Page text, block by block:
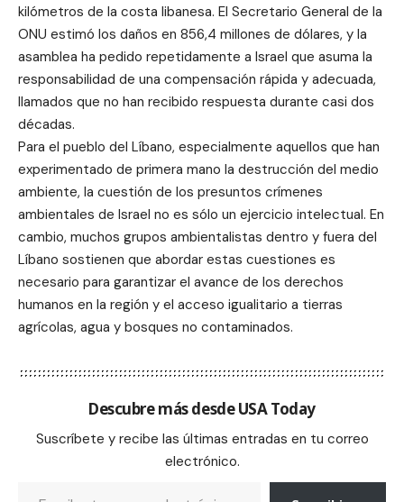
kilómetros de la costa libanesa. El Secretario General de la
ONU estimó los daños en 856,4 millones de dólares, y la
asamblea ha pedido repetidamente a Israel que asuma la
responsabilidad de una compensación rápida y adecuada,
llamados que no han recibido respuesta durante casi dos
décadas.
Para el pueblo del Líbano, especialmente aquellos que han
experimentado de primera mano la destrucción del medio
ambiente, la cuestión de los presuntos crímenes
ambientales de Israel no es sólo un ejercicio intelectual. En
cambio, muchos grupos ambientalistas dentro y fuera del
Líbano sostienen que abordar estas cuestiones es
necesario para garantizar el avance de los derechos
humanos en la región y el acceso igualitario a tierras
agrícolas, agua y bosques no contaminados.
Descubre más desde USA Today
Suscríbete y recibe las últimas entradas en tu correo
electrónico.